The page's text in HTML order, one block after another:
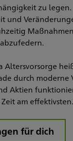
zu
und
Altersvorsorge
durch moderne
Aktien
am effektivsten.
für dich